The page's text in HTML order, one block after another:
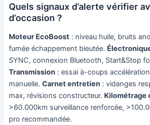
Quels signaux d’alerte vérifier
d’occasion ?
Moteur EcoBoost: niveau huile, bruits
fumée échappement bleutée.
SYNC, connexion Bluetooth, Start&Stop
Transmission: essai à-coups
manuelle. Carnet entretien: vidanges
max, révisions constructeur. Kilométrage
>60.000km surveillance renforcée,
pro recommandée.